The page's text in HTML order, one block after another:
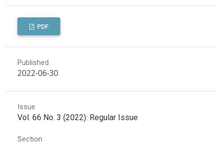
PDF
Published
2022-06-30
Issue
Vol. 66 No. 3 (2022): Regular Issue
Section